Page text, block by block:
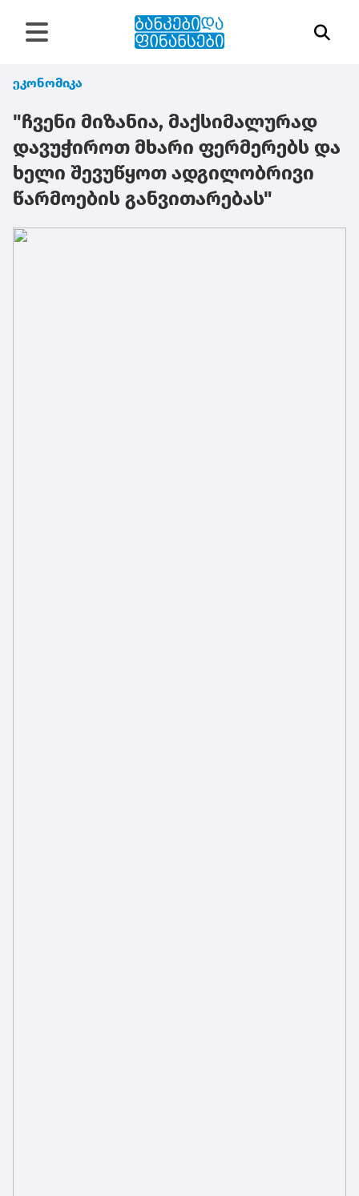
ეკონომიკა
"ჩვენი მიზანია, მაქსიმალურად
დავუჭიროთ მხარი ფერმერებს და
ხელი შევუწყოთ ადგილობრივი
წარმოების განვითარებას"